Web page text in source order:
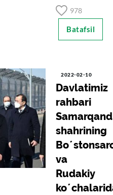
978
Batafsil
2022-02-10
Davlatimiz
rahbari
Samarqand
shahrining
va
Rudakiy